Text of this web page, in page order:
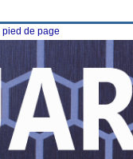
pied de page